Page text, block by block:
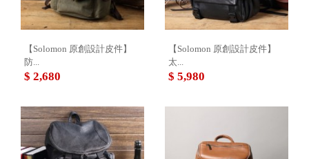
【Solomon 原創設計皮件】
防...
$ 2,680
【Solomon 原創設計皮件】
太...
$ 5,980